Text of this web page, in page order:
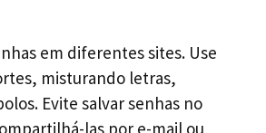
em diferentes sites. Use
misturando letras,
Evite salvar senhas no
las por e-mail ou